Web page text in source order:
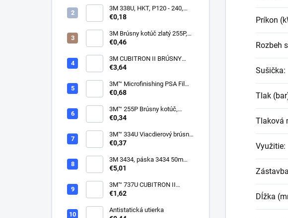
3M 338U, HKT, P120 - 240,
150mm
€0,18
3M Brúsny kotúč zlatý 255P,
suchý zips, 15 dier, v
150 mm
€0,46
3M CUBITRON II BRÚSNY
PÁSIK, 10 X 330 MM
€3,64
3M™ Microfinishing PSA Film
Disc 268L, 9 Mic 3MIL, 37 mm
€0,68
3M™ 255P Brúsny kotúč,
suchý zips, bez dier, 75mm
€0,34
3M™ 334U Viacdierový brúsny
kotúč Purple 75mm
€0,37
3M 3434, páska 3434 50m
modrá
€5,01
3M™ 737U CUBITRON II
VIACDIEROVÝ BRÚSNY
396 MM
€1,62
Antistatická utierka
Príkon
Rozbeh
Sušička:
Tlak
Tlaková
Využitie:
Zástavba
Dĺžka